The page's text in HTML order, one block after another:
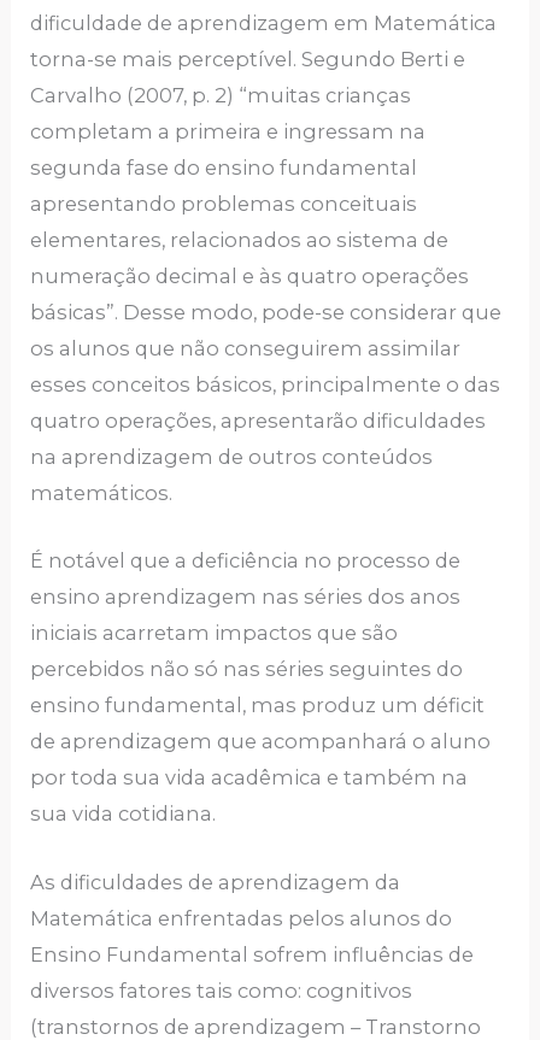
dificuldade de aprendizagem em Matemática
torna-se mais perceptível. Segundo Berti e
Carvalho (2007, p. 2) “muitas crianças
completam a primeira e ingressam na
segunda fase do ensino fundamental
apresentando problemas conceituais
elementares, relacionados ao sistema de
numeração decimal e às quatro operações
básicas”. Desse modo, pode-se considerar que
os alunos que não conseguirem assimilar
esses conceitos básicos, principalmente o das
quatro operações, apresentarão dificuldades
na aprendizagem de outros conteúdos
matemáticos.
É notável que a deficiência no processo de
ensino aprendizagem nas séries dos anos
iniciais acarretam impactos que são
percebidos não só nas séries seguintes do
ensino fundamental, mas produz um déficit
de aprendizagem que acompanhará o aluno
por toda sua vida acadêmica e também na
sua vida cotidiana.
As dificuldades de aprendizagem da
Matemática enfrentadas pelos alunos do
Ensino Fundamental sofrem influências de
diversos fatores tais como: cognitivos
(transtornos de aprendizagem – Transtorno